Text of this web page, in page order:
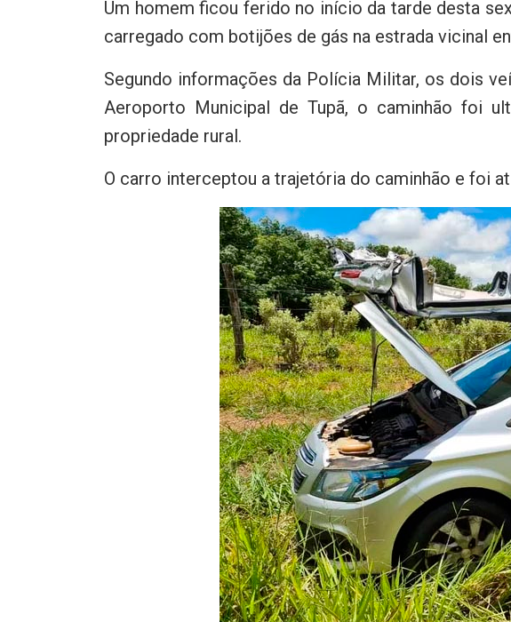
Um homem ficou ferido no início da tarde desta
carregado com botijões de gás na estrada vicinal
Segundo informações da Polícia Militar, os dois
Aeroporto Municipal de Tupã, o caminhão foi
propriedade rural.
O carro interceptou a trajetória do caminhão e foi